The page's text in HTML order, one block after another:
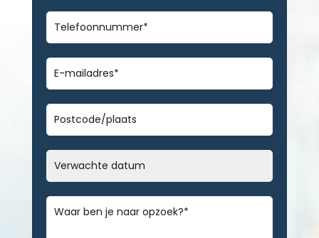
Telefoonnummer*
E-
mailadres*
Geen
titel
Datum
MM
DD
Bericht*